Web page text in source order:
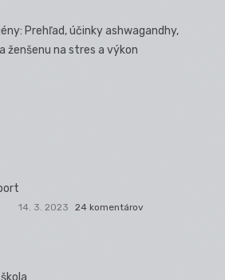
Prehľad, účinky ashwagandhy,
ženšenu na stres a výkon
14. 3. 2023 24 komentárov